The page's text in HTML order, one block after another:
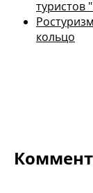
туристов
кольцо